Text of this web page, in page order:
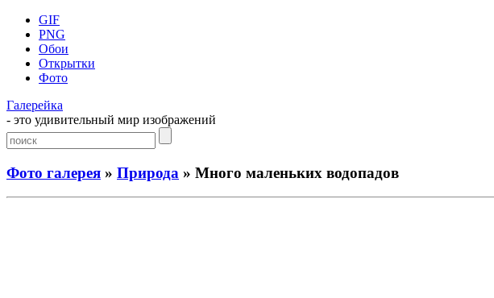
GIF
PNG
Обои
Открытки
Фото
Галерейка
- это удивительный мир изображений
Фото галерея » Природа » Много маленьких водопадов